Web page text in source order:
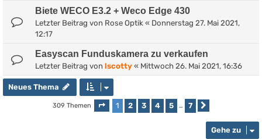
Biete WECO E3.2 + Weco Edge 430
Letzter Beitrag von Rose Optik « Donnerstag 27. Mai 2021,
12:17
Easyscan Funduskamera zu verkaufen
Letzter Beitrag von lscotty « Mittwoch 26. Mai 2021, 16:36
Neues Thema
309 Themen Seite 1von
1 2 3 4 5 … 7
Gehe zu